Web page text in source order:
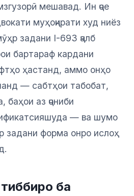
мешавад. Ин ҷое
муҳоҷирати худ ниёз
задани I-693 ҷалб
бартараф кардани
ҳастанд, аммо онҳо
— сабтҳои табобат,
аз ҷониби
— ва шумо
задани форма онро ислоҳ
ба